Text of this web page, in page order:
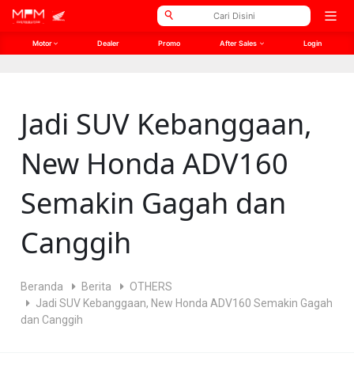
// Open Graph Meta // Twitter Meta
Open
Motor Dealer Promo After Sales Login
Jadi SUV Kebanggaan,
New Honda ADV160
Semakin Gagah dan
Canggih
Beranda Berita
OTHERS
Jadi SUV Kebanggaan, New Honda ADV160 Semakin Gagah
dan Canggih